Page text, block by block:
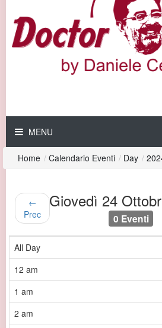
MENU
Home / Calendario Eventi / Day /
←
Prec
Giovedì 24
0 Eventi
All Day
12 am
1 am
2 am